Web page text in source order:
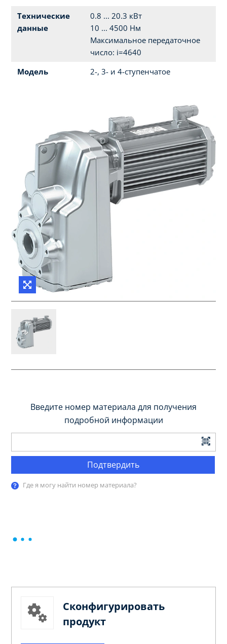
Технические
данные
0.8 ... 20.3 кВт
10 ... 4500 Нм
Максимальное передаточное
число: i=4640
Модель
2-, 3- и 4-ступенчатое
Введите номер материала для получения
подробной информации
Подтвердить
Где я могу найти номер материала?
Сконфигурировать
продукт